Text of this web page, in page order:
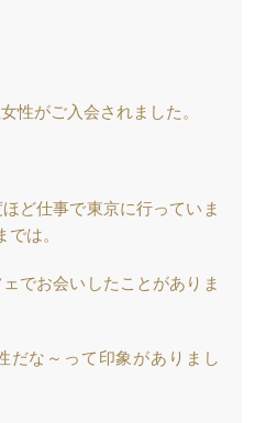
性がご入会されました。
ど仕事で東京に行っていま
では。
でお会いしたことがありま
だな～って印象がありまし